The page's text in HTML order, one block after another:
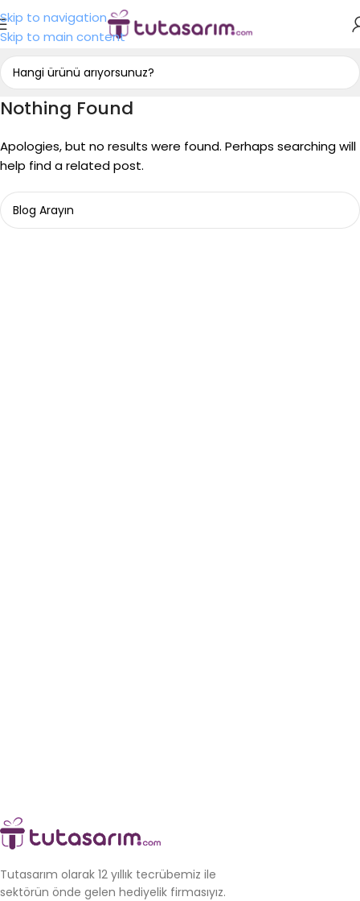
Skip to navigation
Skip to main content
Nothing Found
Apologies, but no results were found. Perhaps searching will
help find a related post.
Tutasarım olarak 12 yıllık tecrübemiz ile
sektörün önde gelen hediyelik firmasıyız.